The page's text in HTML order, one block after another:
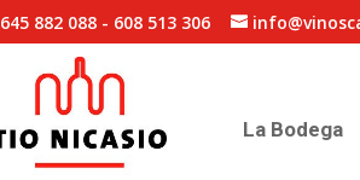
645 882 088 - 608 513 306
La Bodega